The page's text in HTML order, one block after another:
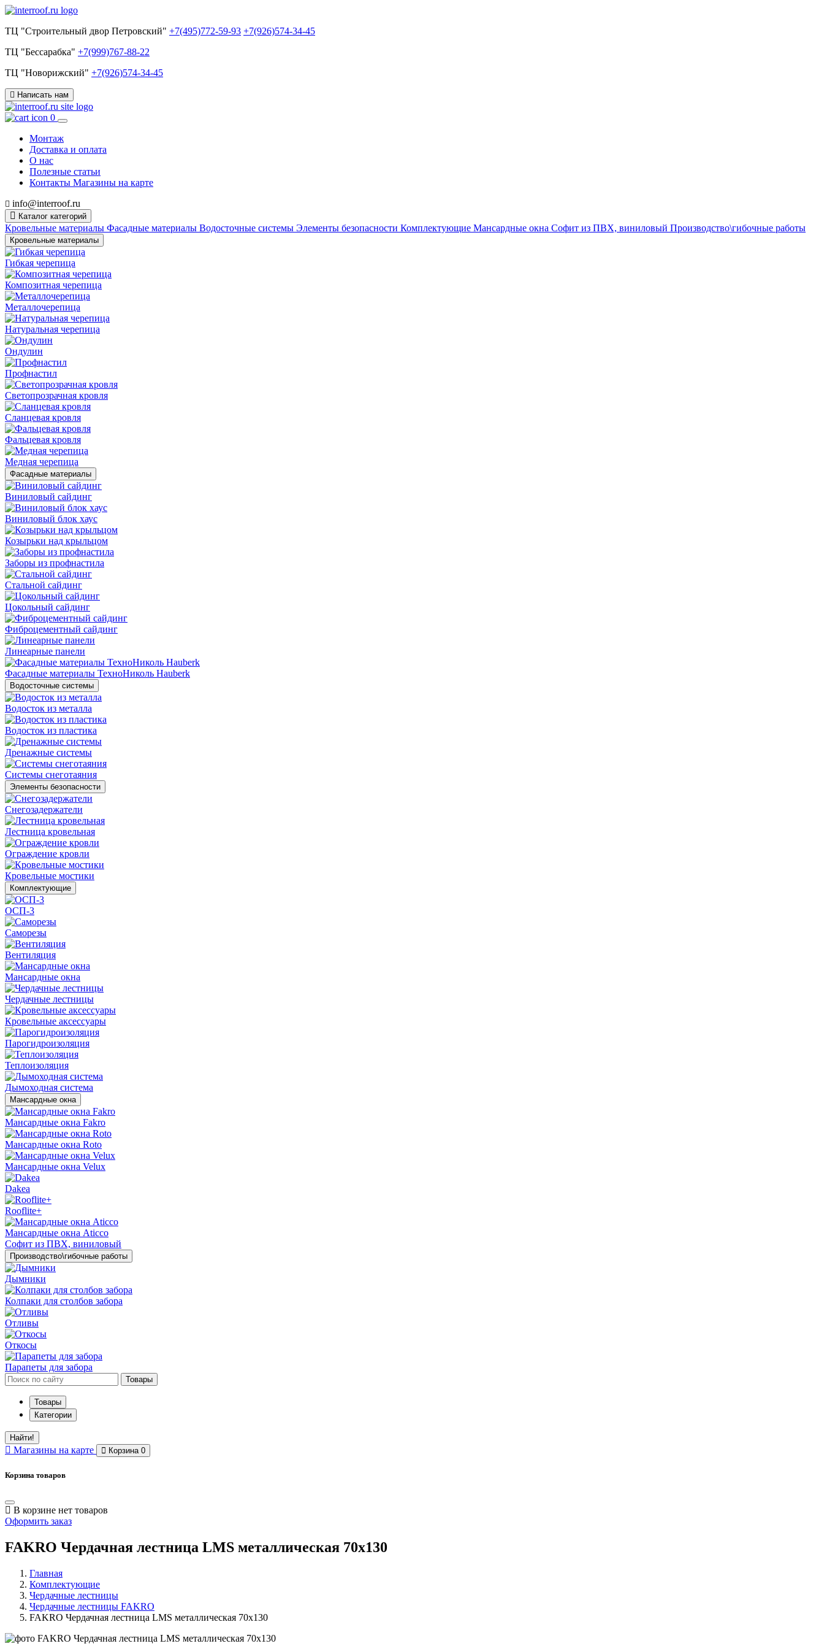
ТЦ "Строительный двор Петровский" +7(495)772-59-93 +7(926)574-34-45
ТЦ "Бессарабка" +7(999)767-88-22
ТЦ "Новорижский" +7(926)574-34-45
Написать нам
0
Монтаж
Доставка и оплата
О нас
Полезные статьи
Контакты Магазины на карте
info@interroof.ru
Каталог категорий
Кровельные материалы Фасадные материалы Водосточные системы Элементы безопасности Комплектующие Мансардные окна Софит из ПВХ, виниловый Производство\гибочные работы
Кровельные материалы
Гибкая черепица
Композитная черепица
Металлочерепица
Натуральная черепица
Ондулин
Профнастил
Светопрозрачная кровля
Сланцевая кровля
Фальцевая кровля
Медная черепица
Фасадные материалы
Виниловый сайдинг
Виниловый блок хаус
Козырьки над крыльцом
Заборы из профнастила
Стальной сайдинг
Цокольный сайдинг
Фиброцементный сайдинг
Линеарные панели
Фасадные материалы ТехноНиколь Hauberk
Водосточные системы
Водосток из металла
Водосток из пластика
Дренажные системы
Системы снеготаяния
Элементы безопасности
Снегозадержатели
Лестница кровельная
Ограждение кровли
Кровельные мостики
Комплектующие
ОСП-3
Саморезы
Вентиляция
Мансардные окна
Чердачные лестницы
Кровельные аксессуары
Парогидроизоляция
Теплоизоляция
Дымоходная система
Мансардные окна
Мансардные окна Fakro
Мансардные окна Roto
Мансардные окна Velux
Dakea
Rooflite+
Мансардные окна Aticco
Софит из ПВХ, виниловый
Производство\гибочные работы
Дымники
Колпаки для столбов забора
Отливы
Откосы
Парапеты для забора
Товары
Товары
Категории
Найти!
Магазины на карте Корзина 0
Корзина товаров
В корзине нет товаров
Оформить заказ
FAKRO Чердачная лестница LMS металлическая 70х130
Главная
Комплектующие
Чердачные лестницы
Чердачные лестницы FAKRO
FAKRO Чердачная лестница LMS металлическая 70х130